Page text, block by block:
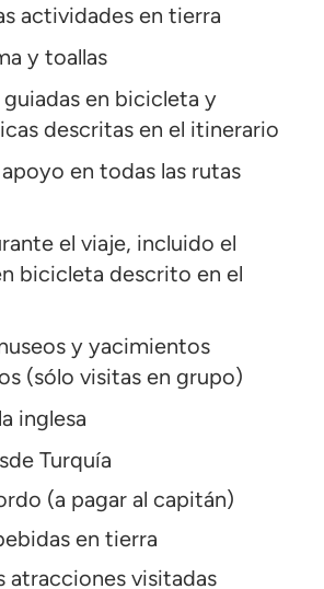
actividades en tierra
y toallas
en bicicleta y
descritas en el itinerario
en todas las rutas
el viaje, incluido el
bicicleta descrito en el
y yacimientos
(sólo visitas en grupo)
inglesa
Turquía
(a pagar al capitán)
en tierra
atracciones visitadas